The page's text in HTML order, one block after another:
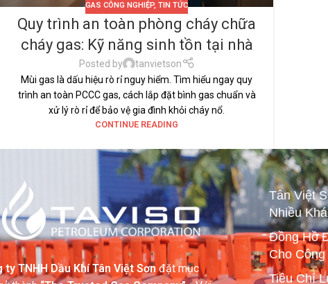
GAS CÔNG NGHIỆP, TIN TỨC
Quy trình an toàn phòng cháy chữa
cháy gas: Kỹ năng sinh tồn tại nhà
Posted by
tanvietson
Mùi gas là dấu hiệu rò rỉ nguy hiểm. Tìm hiểu ngay quy
trình an toàn PCCC gas, cách lắp đặt bình gas chuẩn và
xử lý rò rỉ để bảo vệ gia đình khỏi cháy nổ.
CONTINUE READING
ty TNHH Dầu Khí Tân Việt Sơnđặt mục
Tân Việt
Nhiều
Đồng Hồ
Cho
Tiêu Chí